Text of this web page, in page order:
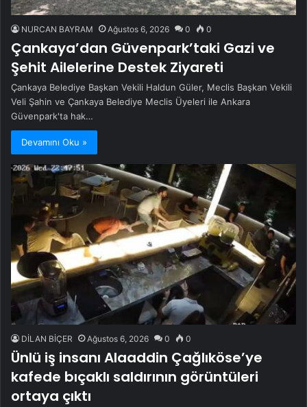
NURCAN BAYRAM Ağustos 6, 2026 0 0
Çankaya’dan Güvenpark’taki Gazi ve
Şehit Ailelerine Destek Ziyareti
Çankaya Belediye Başkan Vekili Haldun Güler, Meclis Başkan Vekili
Veli Şahin ve Çankaya Belediye Meclis Üyeleri ile Ankara
Güvenpark'ta hak…
Devamını Oku »
DİLAN BİÇER Ağustos 6, 2026 0 0
Ünlü iş insanı Alaaddin Çağlıköse’ye
kafede bıçaklı saldırının görüntüleri
ortaya çıktı